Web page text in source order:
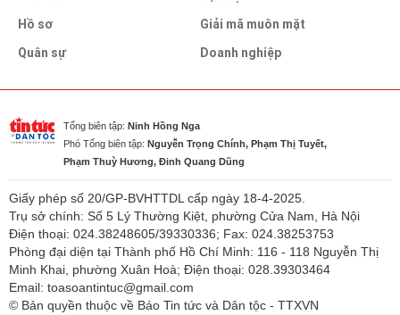
Hồ sơ
Quân sự
Giải mã muôn mặt
Doanh nghiệp
Tổng biên tập: Ninh Hồng Nga
Phó Tổng biên tập: Nguyễn Trọng Chính, Phạm Thị Tuyết,
Phạm Thuỳ Hương, Đinh Quang Dũng
Giấy phép số 20/GP-BVHTTDL cấp ngày 18-4-2025.
Trụ sở chính: Số 5 Lý Thường Kiệt, phường Cửa Nam, Hà Nội
Điện thoại: 024.38248605/39330336; Fax: 024.38253753
Phòng đại diện tại Thành phố Hồ Chí Minh: 116 - 118 Nguyễn Thị
Minh Khai, phường Xuân Hoà; Điện thoại: 028.39303464
Email: toasoantintuc@gmail.com
© Bản quyền thuộc về Báo Tin tức và Dân tộc - TTXVN